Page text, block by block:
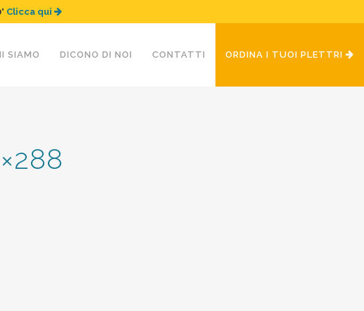
" Clicca qui
SIAMO DICONO DI NOI CONTATTI ORDINA I TUOI PLETTRI